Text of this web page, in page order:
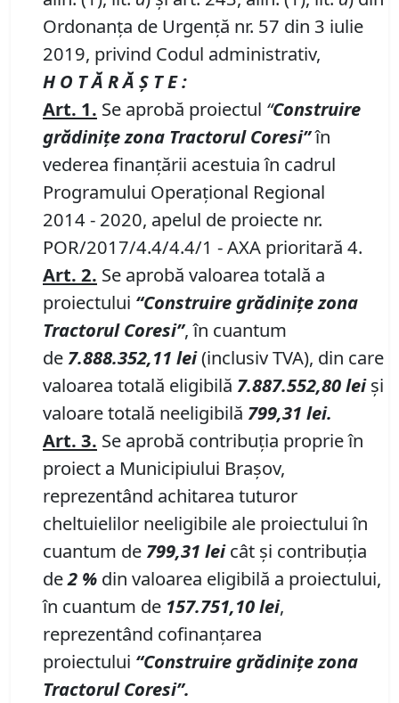
Ordonanța de Urgență nr. 57 din 3 iulie
2019, privind Codul administrativ,
H O T Ă R Ă Ş T E :
Art. 1. Se aprobă proiectul “Construire
grădiniţe zona Tractorul Coresi”în
vederea finanţării acestuia în cadrul
Programului Operaţional Regional
2014 - 2020, apelul de proiecte nr.
POR/2017/4.4/4.4/1 - AXA prioritară 4.
Art. 2. Se aprobă valoarea totală a
proiectului “Construire grădinițe zona
Tractorul Coresi”, în cuantum
de 7.888.352,11 lei(inclusiv TVA), din care
valoarea totală eligibilă 7.887.552,80leiși
valoare totală neeligibilă 799,31 lei.
Art. 3. Se aprobă contribuția proprie în
proiect a Municipiului Brașov,
reprezentând achitarea tuturor
cheltuielilor neeligibile ale proiectului în
cuantum de 799,31 leicât și contribuția
de2 % din valoarea eligibilă a proiectului,
în cuantum de 157.751,10lei,
reprezentând cofinanțarea
proiectului “Construire grădinițe zona
Tractorul Coresi”.